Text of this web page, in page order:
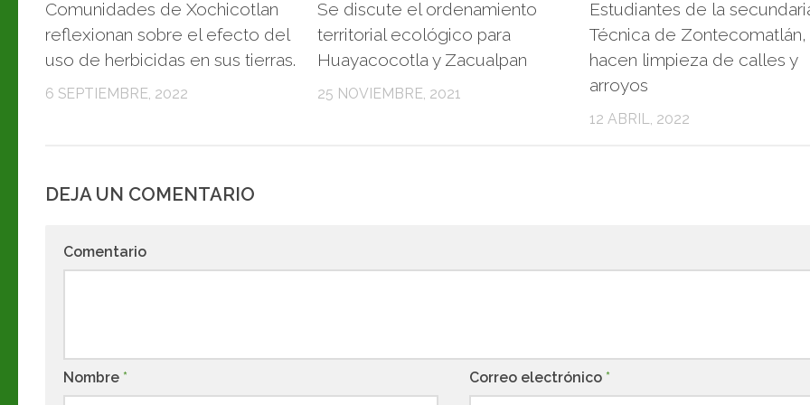
Comunidades de Xochicotlan
reflexionan sobre el efecto del
uso de herbicidas en sus tierras.
6 SEPTIEMBRE, 2022
Se discute el ordenamiento
territorial ecológico para
Huayacocotla y Zacualpan
25 NOVIEMBRE, 2021
Estudiantes de la
Técnica de Zontecomatlán,
hacen limpieza de calles y
arroyos
12 ABRIL, 2022
DEJA UN COMENTARIO
Comentario
Nombre * Correo electrónico*